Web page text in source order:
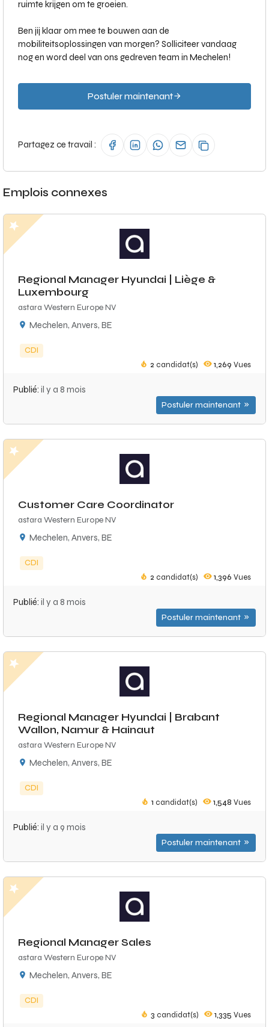
ruimte krijgen om te groeien.
Ben jij klaar om mee te bouwen aan de
mobiliteitsoplossingen van morgen? Solliciteer vandaag
nog en word deel van ons gedreven team in Mechelen!
Postuler maintenant
Partagez ce travail :
Emplois connexes
Regional Manager Hyundai | Liège &
Luxembourg
astara Western Europe NV
Mechelen, Anvers, BE
CDI
2 candidat(s) 1,269 Vues
Publié: il y a 8 mois
Postuler maintenant
Customer Care Coordinator
astara Western Europe NV
Mechelen, Anvers, BE
CDI
2 candidat(s) 1,396 Vues
Publié: il y a 8 mois
Postuler maintenant
Regional Manager Hyundai | Brabant
Wallon, Namur & Hainaut
astara Western Europe NV
Mechelen, Anvers, BE
CDI
1 candidat(s) 1,548 Vues
Publié: il y a 9 mois
Postuler maintenant
Regional Manager Sales
astara Western Europe NV
Mechelen, Anvers, BE
CDI
3 candidat(s) 1,335 Vues